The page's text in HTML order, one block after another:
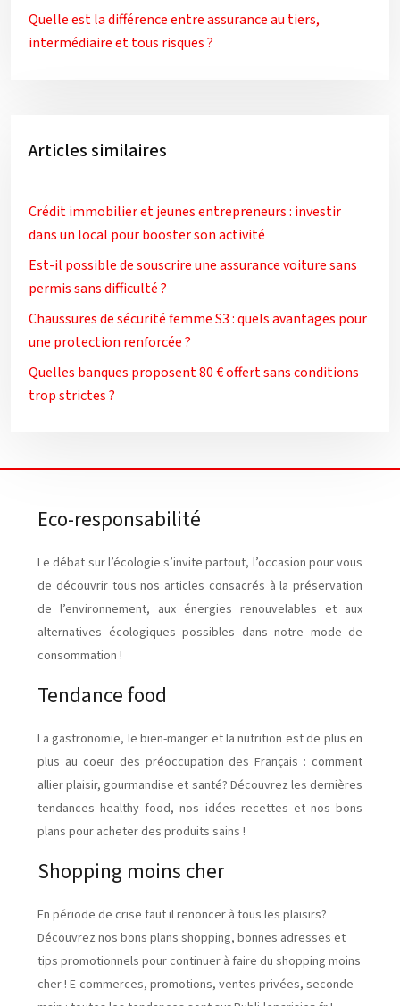
Quelle est la différence entre assurance au tiers,
intermédiaire et tous risques ?
Articles similaires
Crédit immobilier et jeunes entrepreneurs : investir
dans un local pour booster son activité
Est-il possible de souscrire une assurance voiture sans
permis sans difficulté ?
Chaussures de sécurité femme S3 : quels avantages pour
une protection renforcée ?
Quelles banques proposent 80 € offert sans conditions
trop strictes ?
Eco-responsabilité
Le débat sur l’écologie s’invite partout, l’occasion pour vous
de découvrir tous nos articles consacrés à la préservation
de l’environnement, aux énergies renouvelables et aux
alternatives écologiques possibles dans notre mode de
consommation !
Tendance food
La gastronomie, le bien-manger et la nutrition est de plus en
plus au coeur des préoccupation des Français : comment
allier plaisir, gourmandise et santé? Découvrez les dernières
tendances healthy food, nos idées recettes et nos bons
plans pour acheter des produits sains !
Shopping moins cher
En période de crise faut il renoncer à tous les plaisirs?
Découvrez nos bons plans shopping, bonnes adresses et
tips promotionnels pour continuer à faire du shopping moins
cher ! E-commerces, promotions, ventes privées, seconde